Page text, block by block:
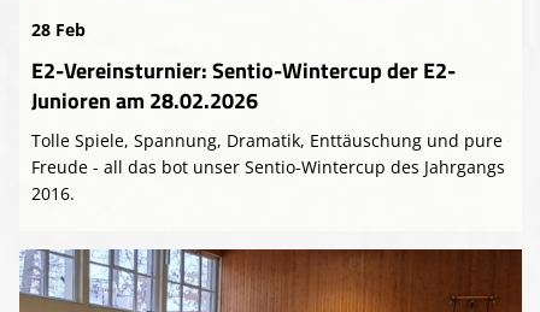
28 Feb
E2-Vereinsturnier: Sentio-Wintercup der E2-
Junioren am 28.02.2026
Tolle Spiele, Spannung, Dramatik, Enttäuschung und pure
Freude - all das bot unser Sentio-Wintercup des Jahrgangs
2016.